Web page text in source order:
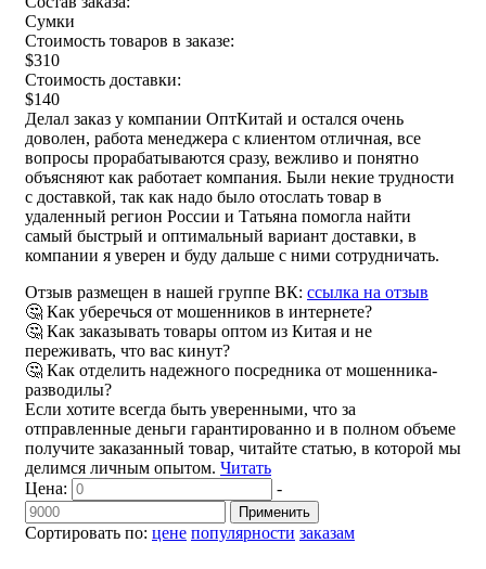
Сумки
Стоимость товаров в заказе:
$310
Стоимость доставки:
$140
Делал заказ у компании ОптКитай и остался очень
доволен, работа менеджера с клиентом отличная, все
вопросы прорабатываются сразу, вежливо и понятно
объясняют как работает компания. Были некие трудности
с доставкой, так как надо было отослать товар в
удаленный регион России и Татьяна помогла найти
самый быстрый и оптимальный вариант доставки, в
компании я уверен и буду дальше с ними сотрудничать.
Отзыв размещен в нашей группе ВК: ссылка на отзыв
🤔 Как уберечься от мошенников в интернете?
🤔 Как заказывать товары оптом из Китая и не
переживать, что вас кинут?
🤔 Как отделить надежного посредника от мошенника-
разводилы?
Если хотите всегда быть уверенными, что за
отправленные деньги гарантированно и в полном объеме
получите заказанный товар, читайте статью, в которой мы
делимся личным опытом. Читать
Сортировать по: цене популярности заказам
Цена: -
Применить